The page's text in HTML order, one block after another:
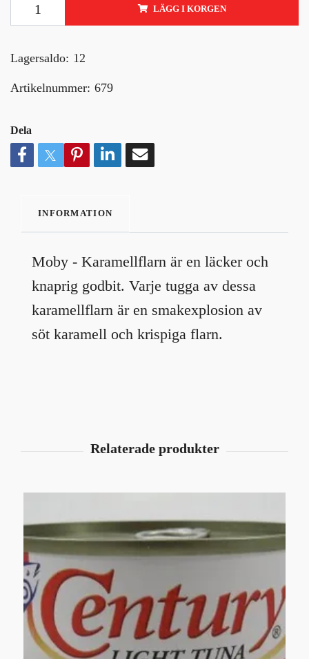
LÄGG I KORGEN
Lagersaldo: 12
Artikelnummer: 679
Dela
INFORMATION
Moby - Karamellflarn är en läcker och
knaprig godbit. Varje tugga av dessa
karamellflarn är en smakexplosion av
söt karamell och krispiga flarn.